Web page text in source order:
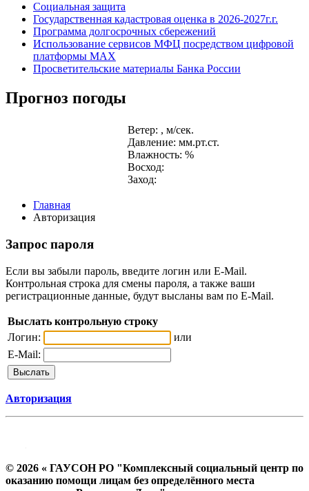
Социальная защита
Государственная кадастровая оценка в 2026-2027г.г.
Программа долгосрочных сбережений
Использование сервисов МФЦ посредством цифровой
платформы MAX
Просветительские материалы Банка России
Прогноз погоды
Ветер: , м/сек.
Давление: мм.рт.ст.
Влажность: %
Восход:
Заход:
Главная
Авторизация
Запрос пароля
Если вы забыли пароль, введите логин или E-Mail.
Контрольная строка для смены пароля, а также ваши
регистрационные данные, будут высланы вам по E-Mail.
Выслать контрольную строку
Логин:
или
E-Mail:
Авторизация
© 2026 « ГАУСОН РО "Комплексный социальный центр по
оказанию помощи лицам без определённого места